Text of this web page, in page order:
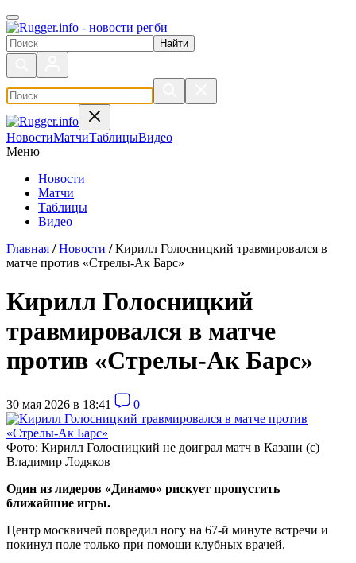
Поиск по сайту
НовостиМатчиТаблицыВидео
Меню
Новости
Матчи
Таблицы
Видео
Главная / Новости / Кирилл Голосницкий травмировался в
матче против «Стрелы-Ак Барс»
Кирилл Голосницкий
травмировался в матче
против «Стрелы-Ак Барс»
30 мая 2026 в 18:41 0
Фото: Кирилл Голосницкий не доиграл матч в Казани (с)
Владимир Лодяков
Один из лидеров «Динамо» рискует пропустить
ближайшие игры.
Центр москвичей повредил ногу на 67-й минуте встречи и
покинул поле только при помощи клубных врачей.